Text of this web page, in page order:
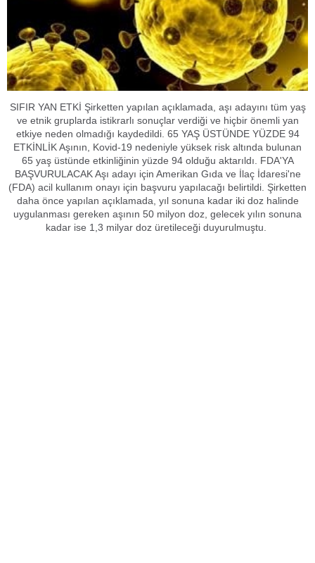
SIFIR YAN ETKİ Şirketten yapılan açıklamada, aşı adayını tüm yaş
ve etnik gruplarda istikrarlı sonuçlar verdiği ve hiçbir önemli yan
etkiye neden olmadığı kaydedildi. 65 YAŞ ÜSTÜNDE YÜZDE 94
ETKİNLİK Aşının, Kovid-19 nedeniyle yüksek risk altında bulunan
65 yaş üstünde etkinliğinin yüzde 94 olduğu aktarıldı. FDA'YA
BAŞVURULACAK Aşı adayı için Amerikan Gıda ve İlaç İdaresi'ne
(FDA) acil kullanım onayı için başvuru yapılacağı belirtildi. Şirketten
daha önce yapılan açıklamada, yıl sonuna kadar iki doz halinde
uygulanması gereken aşının 50 milyon doz, gelecek yılın sonuna
kadar ise 1,3 milyar doz üretileceği duyurulmuştu.